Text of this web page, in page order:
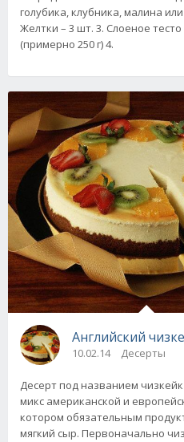
голубика, клубника, малина
Желтки – 3 шт. 3. Слоеное тесто
(примерно 250 г) 4.
Английский
10.02.14 Десерты
Десерт под названием
микс американской и
котором обязательным
мягкий сыр. Первоначально